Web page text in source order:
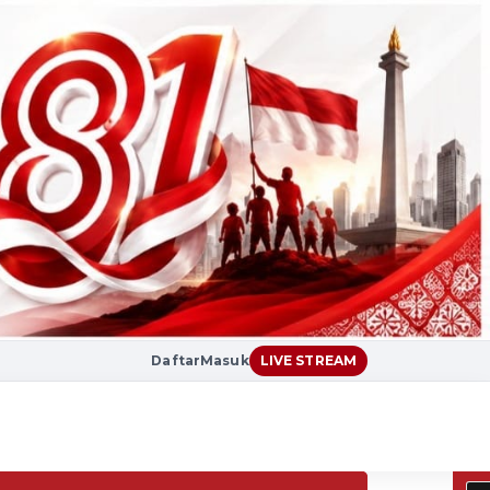
DaftarMasuk LIVE STREAM